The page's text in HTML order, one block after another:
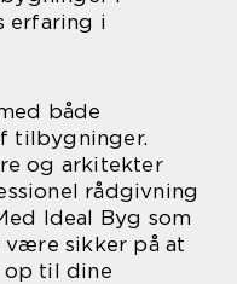
erfaring i
både
tilbygninger.
og arkitekter
rådgivning
Ideal Byg som
være sikker på at
op til dine